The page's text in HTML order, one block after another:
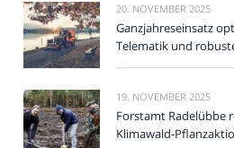
20. NOVEMBER 2025
Ganzjahreseinsatz
Telematik und
19. NOVEMBER 2025
Forstamt Radelübbe
Klimawald-